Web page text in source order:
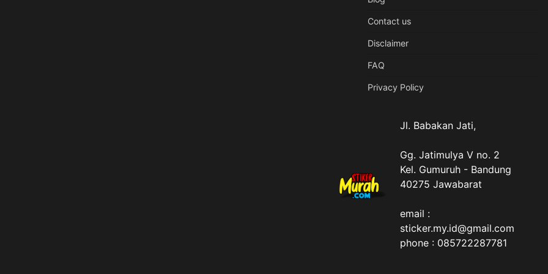
Contact us
Disclaimer
FAQ
Privacy Policy
Jl. Babakan Jati,
Gg. Jatimulya V no. 2
Kel. Gumuruh - Bandung
40275 Jawabarat
email :
sticker.my.id@gmail.com
phone : 085722287781